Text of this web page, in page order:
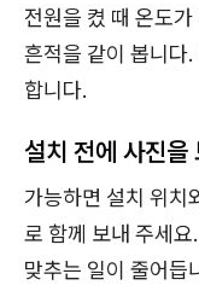
전원을 켰 때 온도
흔적을 같이 봅니다
합니다.
설치 전에 사진을
가능하면 설치 위치
로 함께 보내 주세
맞추는 일이 줄어듭